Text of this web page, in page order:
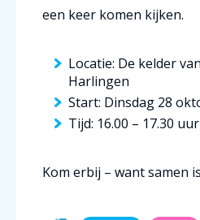
een keer komen kijken.
Locatie: De kelder
Harlingen
Start: Dinsdag 28
Tijd: 16.00 – 17.30 uur
Kom erbij – want samen